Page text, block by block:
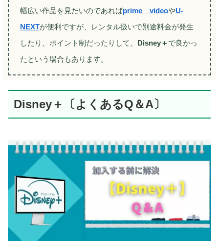
幅広い作品を見たいのであればprime videoやU-
NEXTが便利ですが、レンタル扱いで別途料金が発生
したり、ポイント制だったりして、 Disney＋ で良かっ
たという場合もあります。
Disney＋〔よくあるQ＆A〕